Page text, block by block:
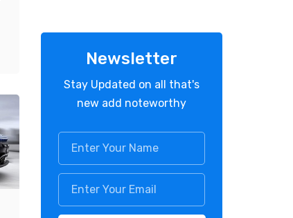
Newsletter
Stay Updated on all that's
new add noteworthy